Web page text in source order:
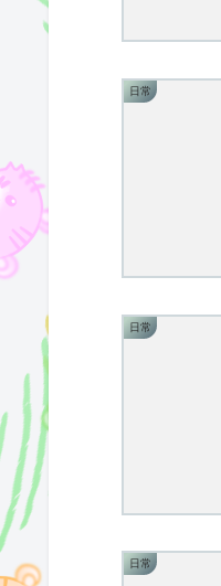
日常
日常
日常